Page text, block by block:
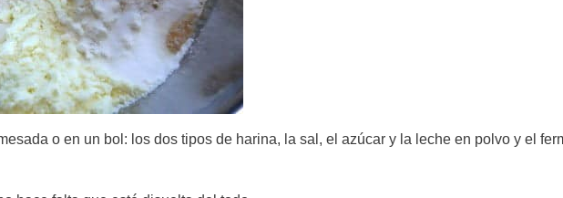
o en un bol: los dos tipos de harina, la sal, el azúcar y la leche en polvo y el